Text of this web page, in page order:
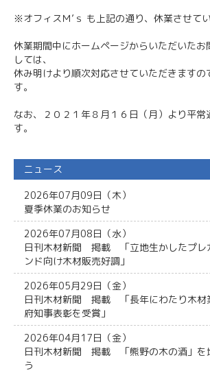
※オフィスＭ’ｓ も上記の通り、休業させてい
休業期間中にホームページからいただいたお
しては、
休み明けより順次対応させていただきますの
す。
なお、２０２１年８月１６日（月）より平常
す。
ニュース
2026年07月09日（木）
夏季休業のお知らせ
2026年07月08日（水）
日刊木材新聞 掲載 「立地生かしたプ
ンド向け木材販売好調」
2026年05月29日（金）
日刊木材新聞 掲載 「長年にわたり木材
府知事表彰を受賞」
2026年04月17日（金）
日刊木材新聞 掲載 「熊野の木の酒」を
う